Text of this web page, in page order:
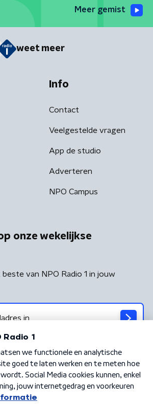
Meer gemist
weet meer
Info
Contact
Veelgestelde vragen
App de studio
Adverteren
NPO Campus
onze wekelijkse
van NPO Radio 1 in jouw